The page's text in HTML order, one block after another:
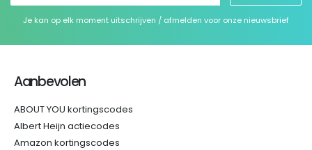
Je kan op elk moment uitschrijven / afmelden voor onze nieuwsbrief
Aanbevolen
ABOUT YOU kortingscodes
Albert Heijn actiecodes
Amazon kortingscodes